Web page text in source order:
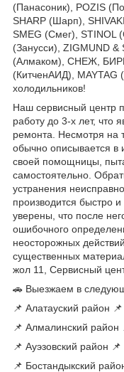
(Панасоник), POZIS
SHARP (Шарп),
SMEG (Смег), STINOL
(Занусси), ZIGMUND
(Алмаком), СНЕЖ,
(КитченАИД), MAYTAG
холодильников!
Наш сервисный центр
работу до 3-х лет, что
ремонта. Несмотря на
обычно описывается в
своей помощницы,
самостоятельно.
устранения
производится быстро
уверены, что после
ошибочного
неосторожных
существенных
жол 11, Сервисный
🚗 Выезжаем в
📌 Алатауский район 📌
📌 Алмалинский район
📌 Ауэзовский район 📌
📌 Бостандыкский